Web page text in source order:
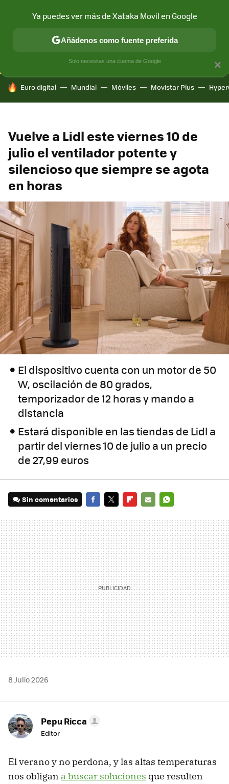
CONECTIVIDAD MÓVIL Y SOCIEDAD APLICACIONES
HOY SE HABLA DE
Euro digital Mundial Móviles Movistar Plus
Vuelve a Lidl este viernes 10 de
julio el ventilador potente y
silencioso que siempre se agota
en horas
El dispositivo cuenta con un motor de 50
W, oscilación de 80 grados,
temporizador de 12 horas y mando a
distancia
Estará disponible en las tiendas de Lidl a
partir del viernes 10 de julio a un precio
de 27,99 euros
Sin comentarios
MAIL
8 Julio 2026
Pepu Ricca
Editor
El verano y no perdona, y las altas temperaturas
nos obligan a buscar soluciones que resulten
×
Ya puedes ver más de Xataka Movil en Google
Añádenos como fuente preferida
Solo necesitas una cuenta de Google